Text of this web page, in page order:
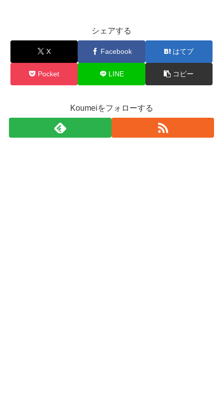
シェアする
X Facebook はてブ
Pocket LINE コピー
Koumeiをフォローする